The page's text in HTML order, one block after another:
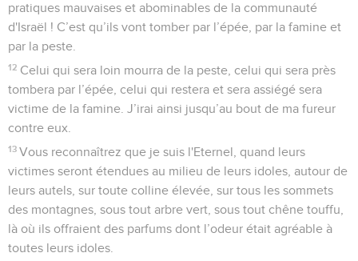
pratiques mauvaises et abominables de la communauté
d'Israël ! C’est qu’ils vont tomber par l’épée, par la famine et
par la peste.
12 Celui qui sera loin mourra de la peste, celui qui sera près
tombera par l’épée, celui qui restera et sera assiégé sera
victime de la famine. J’irai ainsi jusqu’au bout de ma fureur
contre eux.
13 Vous reconnaîtrez que je suis l'Eternel, quand leurs
victimes seront étendues au milieu de leurs idoles, autour de
leurs autels, sur toute colline élevée, sur tous les sommets
des montagnes, sous tout arbre vert, sous tout chêne touffu,
là où ils offraient des parfums dont l’odeur était agréable à
toutes leurs idoles.